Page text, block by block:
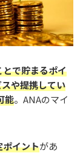
で貯まるポイ
や提携してい
能。ANAのマイ
ポイントがあ